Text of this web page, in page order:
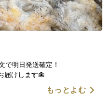
で明日発送確定！
届けします🐙
在庫なくなり次第終了です。
もっとよむ